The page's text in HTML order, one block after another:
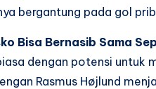
bergantung pada gol
Bisa Bernasib Sama
dengan potensi untuk
Rasmus Højlund